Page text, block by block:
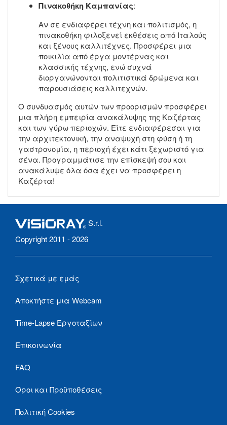
Πινακοθήκη Καμπανίας:
Αν σε ενδιαφέρει τέχνη και πολιτισμός, η
πινακοθήκη φιλοξενεί εκθέσεις από Ιταλούς
και ξένους καλλιτέχνες. Προσφέρει μια
ποικιλία από έργα μοντέρνας και
κλασσικής τέχνης, ενώ συχνά
διοργανώνονται πολιτιστικά δρώμενα και
παρουσιάσεις καλλιτεχνών.
Ο συνδυασμός αυτών των προορισμών προσφέρει
μια πλήρη εμπειρία ανακάλυψης της Καζέρτας
και των γύρω περιοχών. Είτε ενδιαφέρεσαι για
την αρχιτεκτονική, την αναψυχή στη φύση ή τη
γαστρονομία, η περιοχή έχει κάτι ξεχωριστό για
σένα. Προγραμμάτισε την επίσκεψή σου και
ανακάλυψε όλα όσα έχει να προσφέρει η
Καζέρτα!
S.r.l.
Copyright 2011 - 2026
Σχετικά με εμάς
Αποκτήστε μια Webcam
Time-Lapse Εργοταξίων
Επικοινωνία
FAQ
Όροι και Προϋποθέσεις
Πολιτική Cookies